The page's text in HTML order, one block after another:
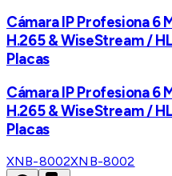
Cámara IP Profesiona 6
H.265 & WiseStream /
Placas
Cámara IP Profesiona 6
H.265 & WiseStream /
Placas
XNB-8002XNB-8002